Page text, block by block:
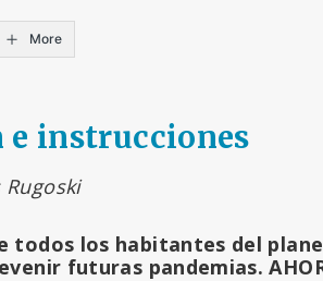
More
e instrucciones
Rugoski
todos los habitantes del
futuras pandemias.